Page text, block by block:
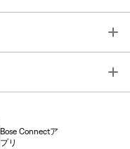
Bose Connectア
プリ